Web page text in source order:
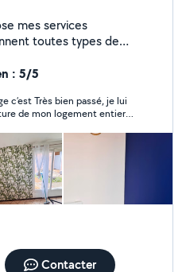
mes services
toutes types de
merci
: 5/5
je lui
de mon logement entier
très bon résultat Je
pour d’autres choses à
Contacter